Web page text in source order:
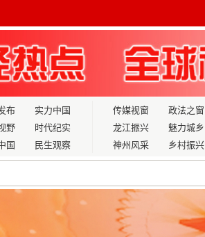
布
实力中国
野
时代纪实
国 民生观察
传媒视窗 政法之窗
龙江振兴
魅力城乡
神州风采
乡村振兴
五”样本|致敬科技工作者，刷新城市里子的